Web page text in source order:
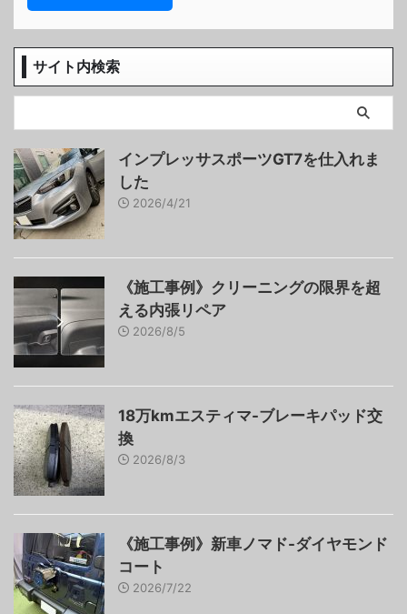
サイト内検索
インプレッサスポーツGT7を仕入れま
した
2026/4/21
《施工事例》クリーニングの限界を超
える内張リペア
2026/8/5
18万kmエスティマ-ブレーキパッド交
換
2026/8/3
《施工事例》新車ノマド-ダイヤモンド
コート
2026/7/22